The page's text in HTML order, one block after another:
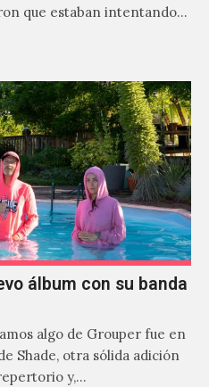
que estaban intentando…
álbum con su banda
algo de Grouper fue en
Shade, otra sólida adición
y,…